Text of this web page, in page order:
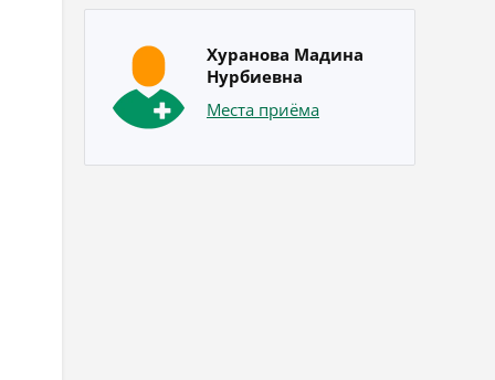
Хуранова Мадина
Нурбиевна
Места приёма